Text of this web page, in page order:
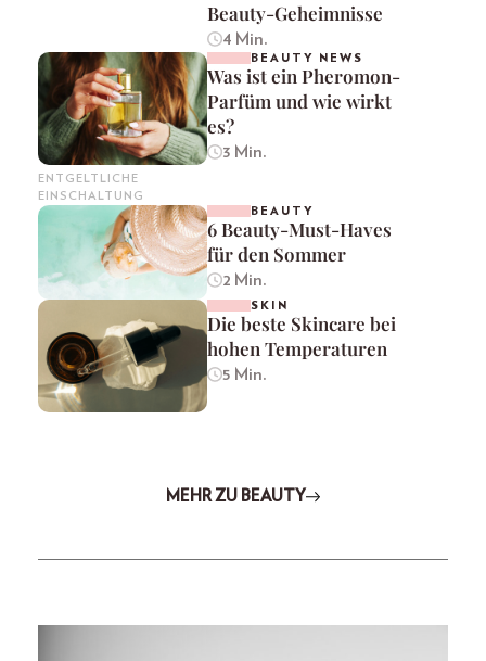
Beauty-Geheimnisse
4 Min.
ENTGELTLICHE
EINSCHALTUNG
BEAUTY NEWS
Was ist ein Pheromon-
Parfüm und wie wirkt
es?
3 Min.
BEAUTY
6 Beauty-Must-Haves
für den Sommer
2 Min.
SKIN
Die beste Skincare bei
hohen Temperaturen
5 Min.
MEHR ZU BEAUTY